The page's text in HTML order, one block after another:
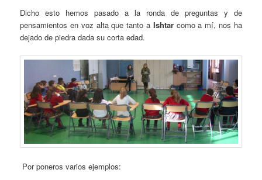
Dicho esto hemos pasado a la ronda de preguntas y de
pensamientos en voz alta que tanto a Ishtarcomo a mí, nos ha
dejado de piedra dada su corta edad.
Por poneros varios ejemplos: